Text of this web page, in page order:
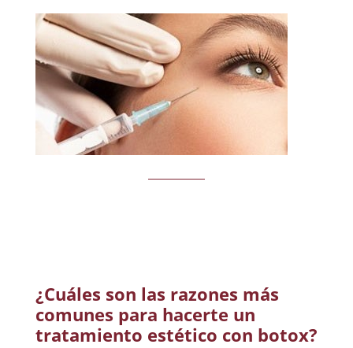
¿Cuáles son las razones más
comunes para hacerte un
tratamiento estético con botox?